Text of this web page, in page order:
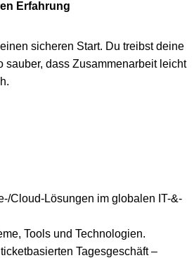
Erfahrung
sicheren Start. Du treibst deine
sauber, dass Zusammenarbeit leicht
Cloud-Lösungen im globalen IT-&-
Tools und Technologien.
Tagesgeschäft –